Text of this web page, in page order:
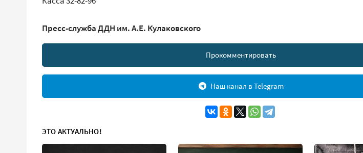
Пресс-служба ДДН им. А.Е. Кулаковского
Прокомментировать
Наш канал в Telegram
ЭТО АКТУАЛЬНО!